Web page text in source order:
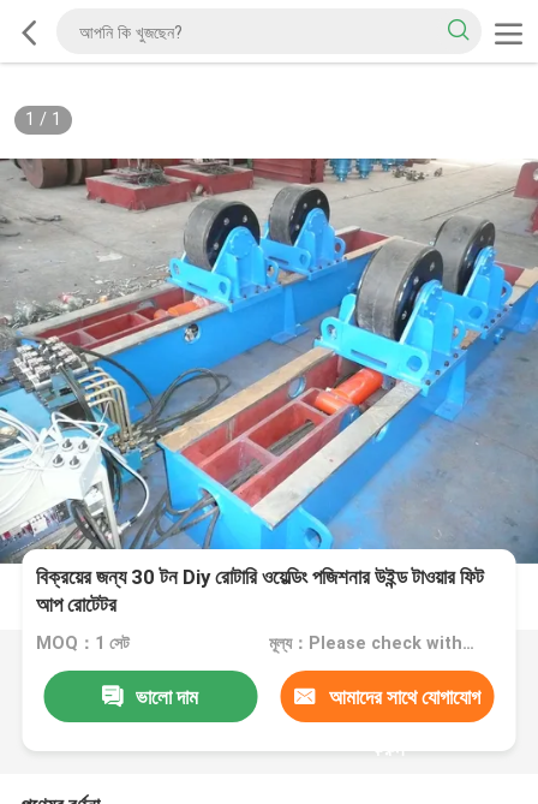
1 / 1
বিক্রয়ের জন্য 30 টন Diy রোটারি ওয়েল্ডিং পজিশনার উইন্ড টাওয়ার ফিট
আপ রোটেটর
MOQ：1 সেট মূল্য：Please check with us
ভালো দাম আমাদের সাথে যোগাযোগ
করুন